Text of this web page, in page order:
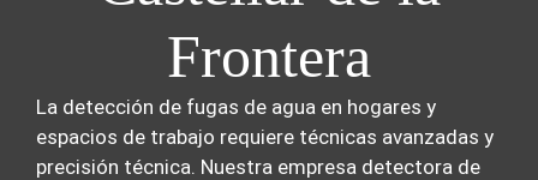
Frontera
La detección de fugas de agua en hogares y
espacios de trabajo requiere técnicas avanzadas y
precisión técnica. Nuestra empresa detectora de